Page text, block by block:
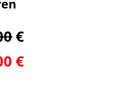
€
€